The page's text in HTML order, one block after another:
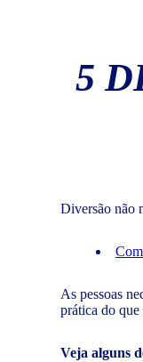
5
Diversão não
As pessoas
prática do que
Veja alguns